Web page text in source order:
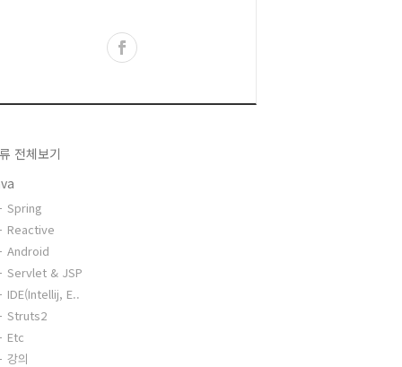
전체보기
Spring
Reactive
Android
Servlet & JSP
IDE(Intellij, E..
Struts2
Etc
강의